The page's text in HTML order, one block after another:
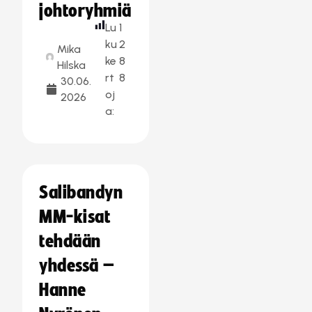
johtoryhmiä
Mika
Hilska
30.06.
2026
Lu
ku
ke
rt
oj
a:
1
2
8
8
Salibandyn
MM-kisat
tehdään
yhdessä –
Hanne